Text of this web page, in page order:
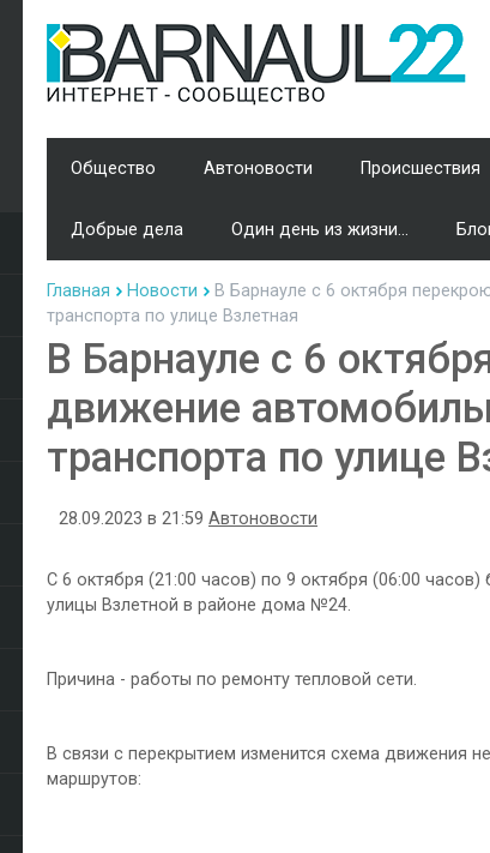
Общество Автоновости Происшествия
Добрые дела Один день из жизни...
Главная Новости
В Барнауле с 6 октября
транспорта по улице Взлетная
В Барнауле с 6
движение
транспорта по улице
28.09.2023 в 21:59 Автоновости
С 6 октября (21:00 часов) по 9 октября (06:00
улицы Взлетной в районе дома №24.
Причина - работы по ремонту тепловой сети.
В связи с перекрытием изменится схема движения
маршрутов: